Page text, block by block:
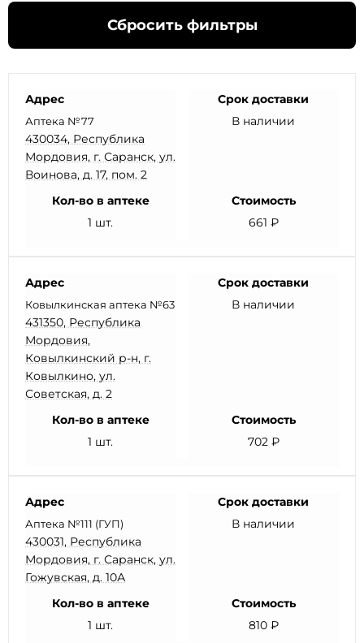
Сбросить фильтры
Адрес
Аптека №77
430034, Республика
Мордовия, г. Саранск, ул.
Воинова, д. 17, пом. 2
Срок доставки
В наличии
Кол-во в аптеке
1 шт.
Стоимость
661 ₽
Адрес
Ковылкинская аптека №63
431350, Республика
Мордовия,
Ковылкинский р-н, г.
Ковылкино, ул.
Советская, д. 2
Срок доставки
В наличии
Кол-во в аптеке
1 шт.
Стоимость
702 ₽
Адрес
Аптека №111 (ГУП)
430031, Республика
Мордовия, г. Саранск, ул.
Гожувская, д. 10А
Срок доставки
В наличии
Кол-во в аптеке
1 шт.
Стоимость
810 ₽